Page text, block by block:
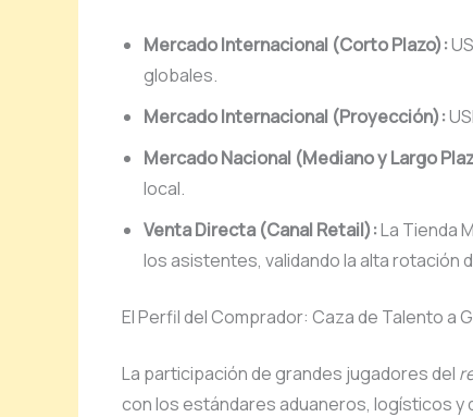
Mercado Internacional (Corto Plazo):
globales.
Mercado Internacional (Proyección):
Mercado Nacional (Mediano y Largo
local.
Venta Directa (Canal Retail):La Tienda
los asistentes, validando la alta rotación
El Perfil del Comprador: Caza de Talento a
La participación de grandes jugadores del
con los estándares aduaneros, logísticos y